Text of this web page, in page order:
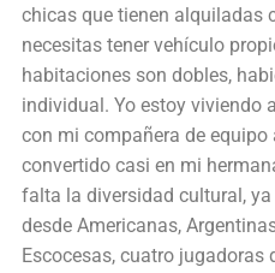
chicas que tienen alquiladas
necesitas tener vehículo
habitaciones son dobles,
individual. Yo estoy viviendo
con mi compañera de equipo
convertido casi en mi
falta la diversidad cultural,
desde Americanas,
Escocesas, cuatro jugadoras